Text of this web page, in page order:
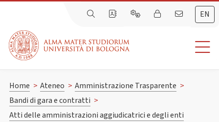
EN
Home > Ateneo > Amministrazione Trasparente >
Bandi di gara e contratti >
Atti delle amministrazioni aggiudicatrici e degli enti